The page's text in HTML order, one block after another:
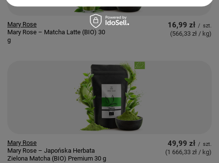
Mary Rose
Mary Rose – Matcha Latte (BIO) 30
g
16,99 zł / szt.
(566,33 zł / kg)
Mary Rose
Mary Rose – Japońska Herbata
Zielona Matcha (BIO) Premium 30 g
49,99 zł / szt.
(1 666,33 zł / kg)